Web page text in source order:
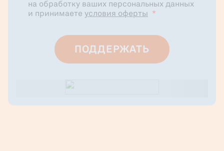
на обработку ваших персональных данных
и принимаете условия оферты *
ПОДДЕРЖАТЬ